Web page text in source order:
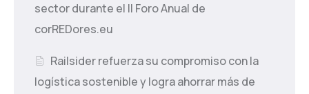
sector durante el II Foro Anual de
corREDores.eu
Railsider refuerza su compromiso con la
logística sostenible y logra ahorrar más de